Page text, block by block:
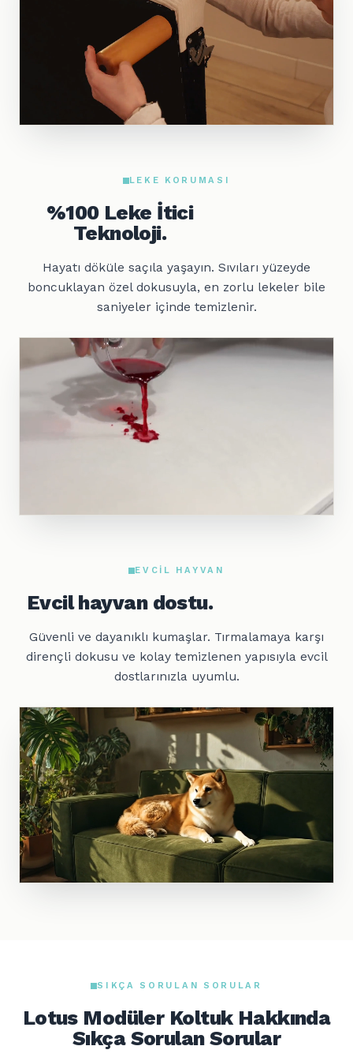
LEKE KORUMASI
%100 Leke İtici
Teknoloji.
Hayatı döküle saçıla yaşayın. Sıvıları yüzeyde
boncuklayan özel dokusuyla, en zorlu lekeler bile
saniyeler içinde temizlenir.
EVCIL HAYVAN
Evcil hayvan dostu.
Güvenli ve dayanıklı kumaşlar. Tırmalamaya karşı
dirençli dokusu ve kolay temizlenen yapısıyla evcil
dostlarınızla uyumlu.
SIKÇA SORULAN SORULAR
Lotus Modüler Koltuk Hakkında
Sıkça Sorulan Sorular